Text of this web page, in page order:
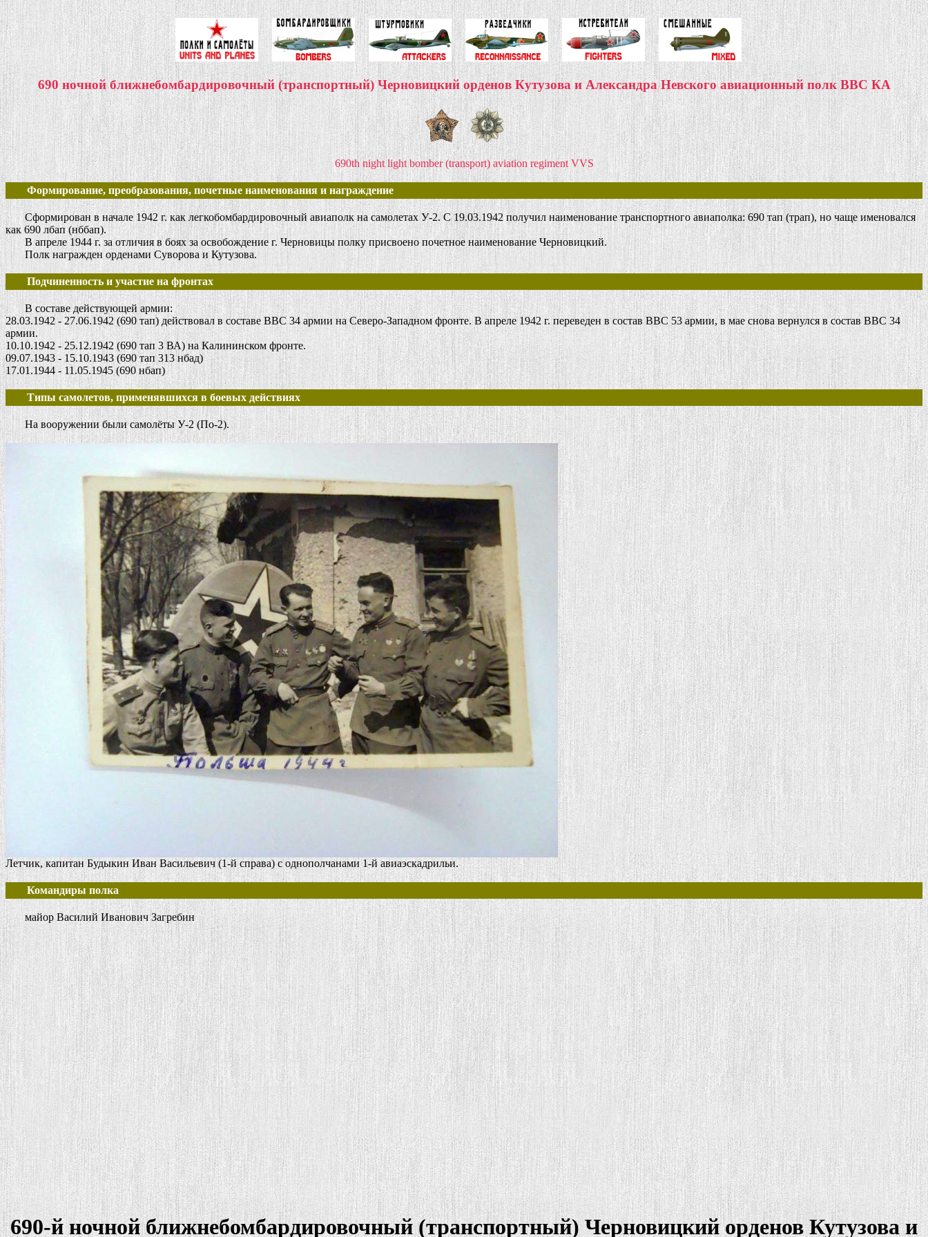
690 ночной ближнебомбардировочный (транспортный) Черновицкий орденов Кутузова и Александра Невского авиационный полк ВВС КА
690th night light bomber (transport) aviation regiment VVS
Формирование, преобразования, почетные наименования и награждение
Сформирован в начале 1942 г. как легкобомбардировочный авиаполк на самолетах У-2. С 19.03.1942 получил наименование транспортного авиаполка: 690 тап (трап), но чаще именовался
как 690 лбап (нббап).
В апреле 1944 г. за отличия в боях за освобождение г. Черновицы полку присвоено почетное наименование Черновицкий.
Полк награжден орденами Суворова и Кутузова.
Подчиненность и участие на фронтах
В составе действующей армии:
28.03.1942 - 27.06.1942 (690 тап) действовал в составе ВВС 34 армии на Северо-Западном фронте. В апреле 1942 г. переведен в состав ВВС 53 армии, в мае снова вернулся в состав ВВС 34
армии.
10.10.1942 - 25.12.1942 (690 тап 3 ВА) на Калининском фронте.
09.07.1943 - 15.10.1943 (690 тап 313 нбад)
17.01.1944 - 11.05.1945 (690 нбап)
Типы самолетов, применявшихся в боевых действиях
На вооружении были самолёты У-2 (По-2).
Летчик, капитан Будыкин Иван Васильевич (1-й справа) с однополчанами 1-й авиаэскадрильи.
Командиры полка
майор Василий Иванович Загребин
690-й ночной ближнебомбардировочный (транспортный) Черновицкий орденов Кутузова и